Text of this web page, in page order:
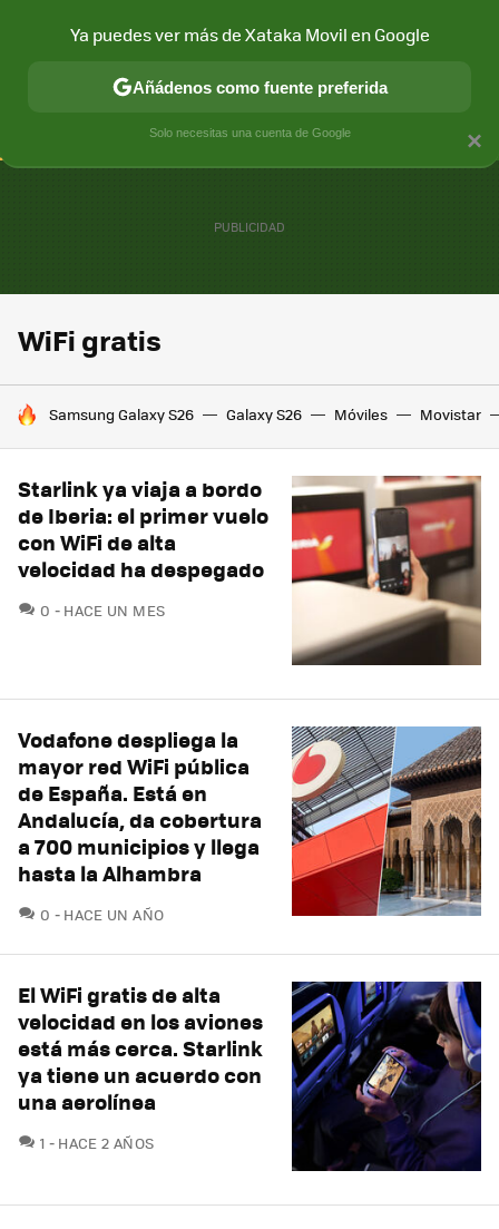
CONECTIVIDAD MÓVIL Y SOCIEDAD APLICACIONES
WiFi gratis
HOY SE HABLA DE
Samsung Galaxy S26 Galaxy S26 Móviles Movistar
Starlink ya viaja a bordo
de Iberia: el primer vuelo
con WiFi de alta
velocidad ha despegado
0 COMENTARIOS
HACE UN MES
Vodafone despliega la
mayor red WiFi pública
de España. Está en
Andalucía, da cobertura
a 700 municipios y llega
hasta la Alhambra
0 COMENTARIOS
HACE UN AÑO
El WiFi gratis de alta
velocidad en los aviones
está más cerca. Starlink
ya tiene un acuerdo con
una aerolínea
1 COMENTARIOS
HACE 2 AÑOS
×
Ya puedes ver más de Xataka Movil en Google
Añádenos como fuente preferida
Solo necesitas una cuenta de Google